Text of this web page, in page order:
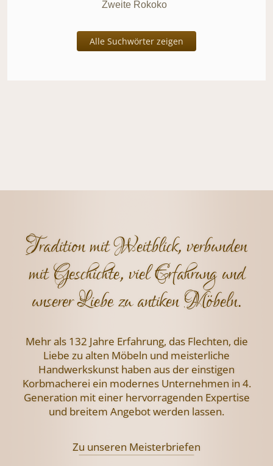
Zweite Rokoko
Alle Suchwörter zeigen
Tradition mit Weitblick, verbunden
mit Geschichte, viel Erfahrung und
unserer Liebe zu antiken Möbeln.
Mehr als 132 Jahre Erfahrung, das Flechten, die
Liebe zu alten Möbeln und meisterliche
Handwerkskunst haben aus der einstigen
Korbmacherei ein modernes Unternehmen in 4.
Generation mit einer hervorragenden Expertise
und breitem Angebot werden lassen.
Zu unseren Meisterbriefen